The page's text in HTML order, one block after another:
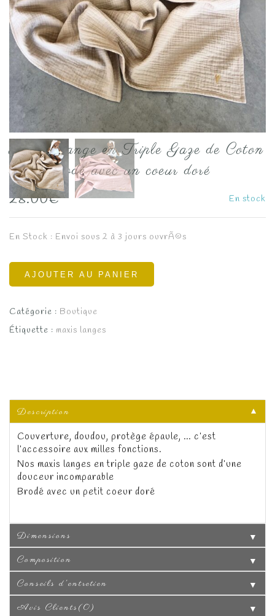
Maxi Lange en Triple Gaze de Coton
Sable brodé avec un coeur doré
28.00€ En stock
En Stock : Envoi sous 2 à 3 jours ouvrÃ©s
AJOUTER AU PANIER
Catégorie : Boutique
Étiquette : maxis langes
Description
▼
Couverture, doudou, protège épaule, … c’est
l’accessoire aux milles fonctions.
Nos maxis langes en triple gaze de coton sont d’une
douceur incomparable
Brodé avec un petit coeur doré
Dimensions ▼
Composition ▼
Conseils d'entretien ▼
Avis Clients(0) ▼